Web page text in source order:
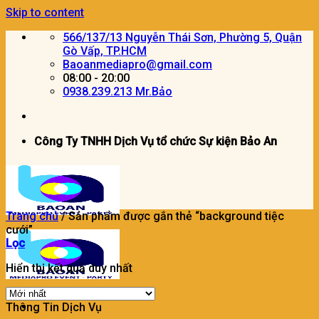
Skip to content
566/137/13 Nguyễn Thái Sơn, Phường 5, Quận
Gò Vấp, TP.HCM
Baoanmediapro@gmail.com
08:00 - 20:00
0938.239.213 Mr.Bảo
Công Ty TNHH Dịch Vụ tổ chức Sự kiện Bảo An
Trang chủ /Sản phẩm được gắn thẻ “background tiệc
cưới”
Lọc
Hiển thị kết quả duy nhất
Thông Tin Dịch Vụ